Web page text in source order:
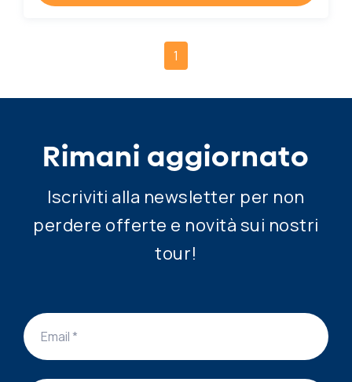
1
Rimani aggiornato
Iscriviti alla newsletter per non
perdere offerte e novità sui nostri
tour!